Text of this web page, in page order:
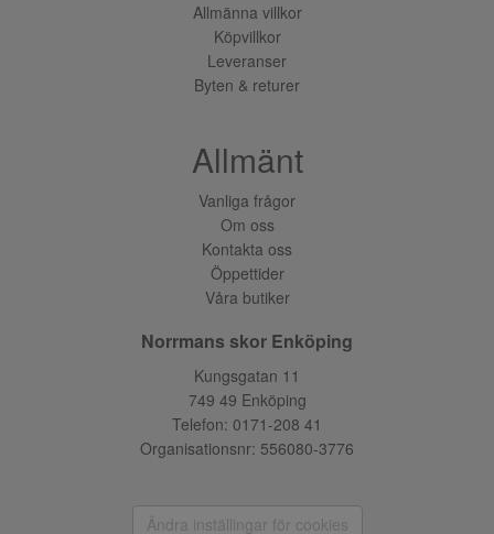
Allmänna villkor
Köpvillkor
Leveranser
Byten & returer
Allmänt
Vanliga frågor
Om oss
Kontakta oss
Öppettider
Våra butiker
Norrmans skor Enköping
Kungsgatan 11
749 49 Enköping
Telefon: 0171-208 41
Organisationsnr: 556080-3776
Ändra inställingar för cookies